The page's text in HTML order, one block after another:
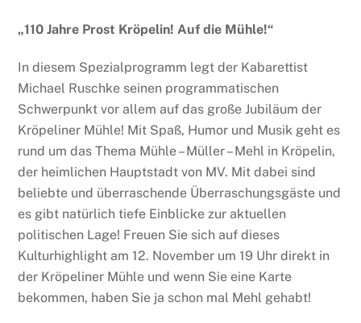
„110 Jahre Prost Kröpelin! Auf die Mühle!“
In diesem Spezialprogramm legt der Kabarettist
Michael Ruschke seinen programmatischen
Schwerpunkt vor allem auf das große Jubiläum der
Kröpeliner Mühle! Mit Spaß, Humor und Musik geht es
rund um das Thema Mühle – Müller – Mehl in Kröpelin,
der heimlichen Hauptstadt von MV. Mit dabei sind
beliebte und überraschende Überraschungsgäste und
es gibt natürlich tiefe Einblicke zur aktuellen
politischen Lage! Freuen Sie sich auf dieses
Kulturhighlight am 12. November um 19 Uhr direkt in
der Kröpeliner Mühle und wenn Sie eine Karte
bekommen, haben Sie ja schon mal Mehl gehabt!